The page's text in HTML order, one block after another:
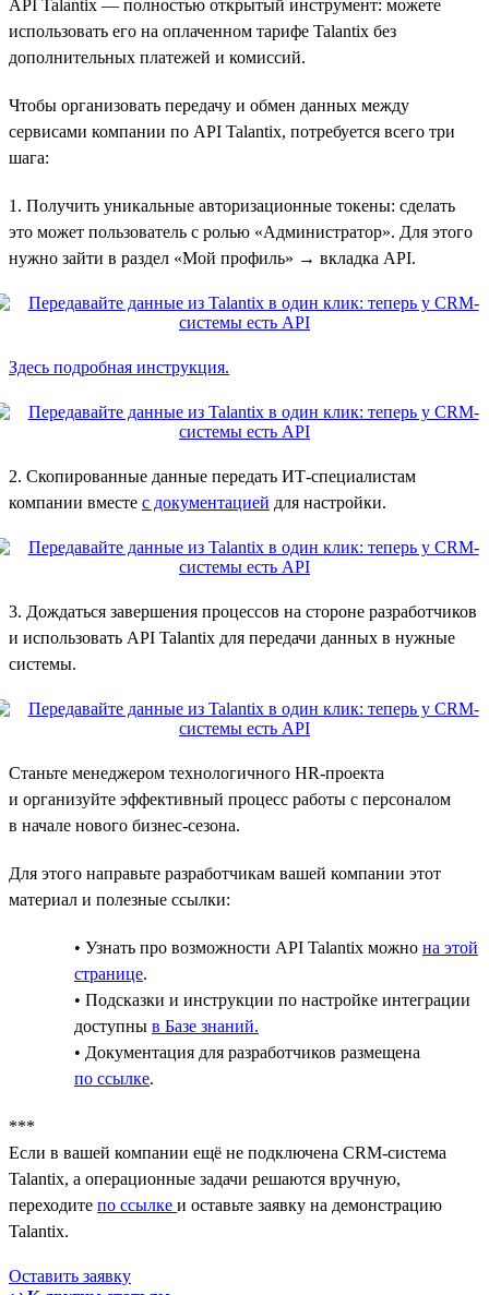
API Talantix — полностью открытый инструмент: можете
использовать его на оплаченном тарифе Talantix без
дополнительных платежей и комиссий.
Чтобы организовать передачу и обмен данных между
сервисами компании по API Talantix, потребуется всего три
шага:
1. Получить уникальные авторизационные токены: сделать
это может пользователь с ролью «Администратор». Для этого
нужно зайти в раздел «Мой профиль» → вкладка API.
Здесь подробная инструкция.
2. Скопированные данные передать ИТ-специалистам
компании вместе с документацией для настройки.
3. Дождаться завершения процессов на стороне разработчиков
и использовать API Talantix для передачи данных в нужные
системы.
Станьте менеджером технологичного HR-проекта
и организуйте эффективный процесс работы с персоналом
в начале нового бизнес-сезона.
Для этого направьте разработчикам вашей компании этот
материал и полезные ссылки:
• Узнать про возможности API Talantix можно на этой
странице.
• Подсказки и инструкции по настройке интеграции
доступны в Базе знаний.
• Документация для разработчиков размещена
по ссылке.
***
Если в вашей компании ещё не подключена CRM-система
Talantix, а операционные задачи решаются вручную,
переходите по ссылке и оставьте заявку на демонстрацию
Talantix.
Оставить заявкy